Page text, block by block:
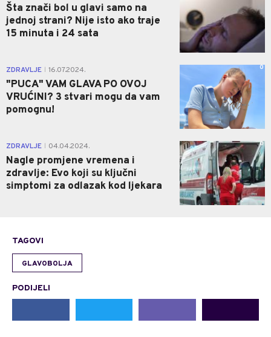
Šta znači bol u glavi samo na
jednoj strani? Nije isto ako traje
15 minuta i 24 sata
ZDRAVLJE 16.07.2024.
"PUCA" VAM GLAVA PO OVOJ
VRUĆINI? 3 stvari mogu da vam
pomognu!
0
ZDRAVLJE 04.04.2024.
Nagle promjene vremena i
zdravlje: Evo koji su ključni
simptomi za odlazak kod ljekara
0
TAGOVI
GLAVOBOLJA
PODIJELI